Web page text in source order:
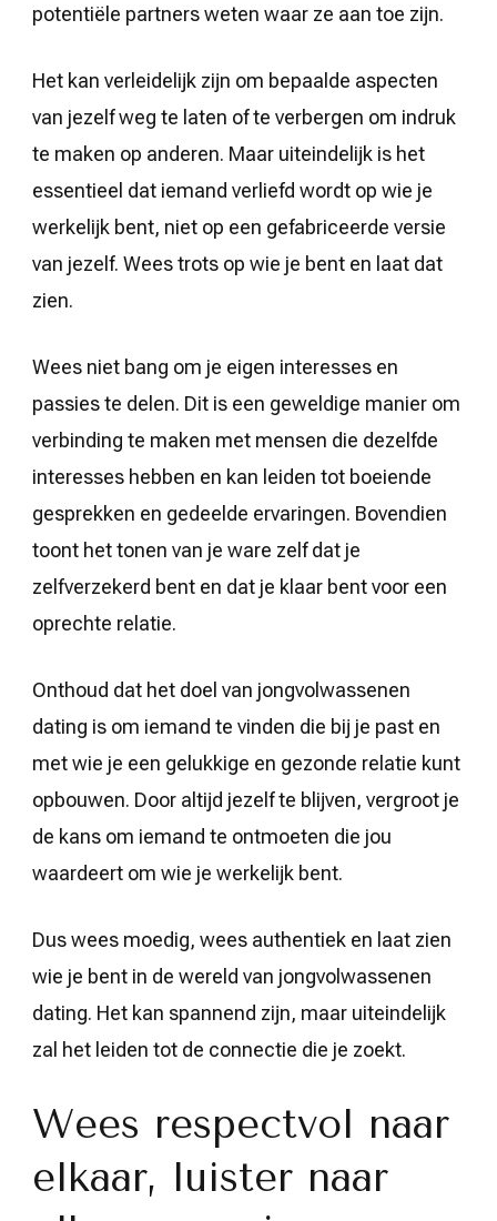
potentiële partners weten waar ze aan toe zijn.
Het kan verleidelijk zijn om bepaalde aspecten
van jezelf weg te laten of te verbergen om indruk
te maken op anderen. Maar uiteindelijk is het
essentieel dat iemand verliefd wordt op wie je
werkelijk bent, niet op een gefabriceerde versie
van jezelf. Wees trots op wie je bent en laat dat
zien.
Wees niet bang om je eigen interesses en
passies te delen. Dit is een geweldige manier om
verbinding te maken met mensen die dezelfde
interesses hebben en kan leiden tot boeiende
gesprekken en gedeelde ervaringen. Bovendien
toont het tonen van je ware zelf dat je
zelfverzekerd bent en dat je klaar bent voor een
oprechte relatie.
Onthoud dat het doel van jongvolwassenen
dating is om iemand te vinden die bij je past en
met wie je een gelukkige en gezonde relatie kunt
opbouwen. Door altijd jezelf te blijven, vergroot je
de kans om iemand te ontmoeten die jou
waardeert om wie je werkelijk bent.
Dus wees moedig, wees authentiek en laat zien
wie je bent in de wereld van jongvolwassenen
dating. Het kan spannend zijn, maar uiteindelijk
zal het leiden tot de connectie die je zoekt.
Wees respectvol naar
elkaar, luister naar